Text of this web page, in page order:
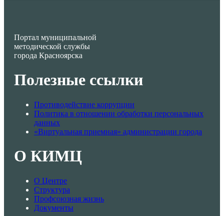
Портал муниципальной
методической службы
города Красноярска
Полезные ссылки
Противодействие коррупции
Политика в отношении обработки персональных
данных
«Виртуальная приемная» администрации города
О КИМЦ
О Центре
Структура
Профсоюзная жизнь
Документы